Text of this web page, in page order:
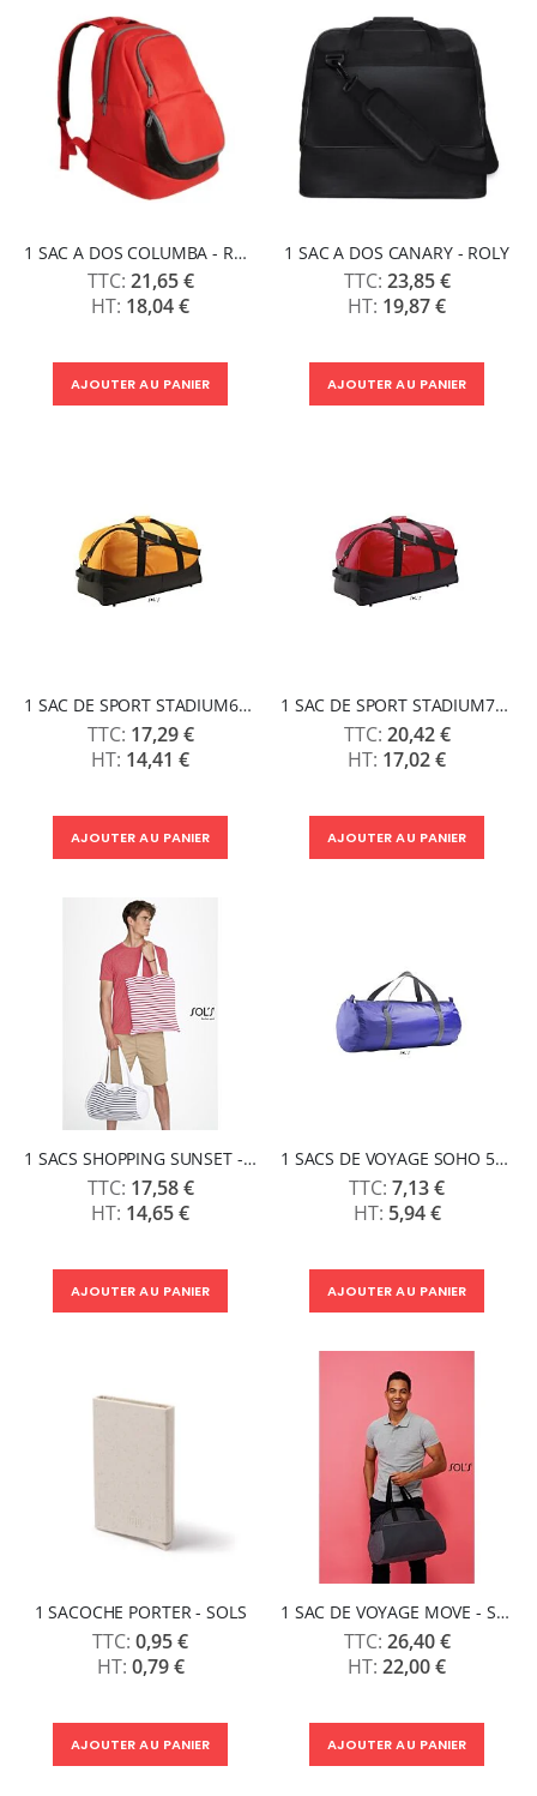
1 SAC A DOS COLUMBA - ROLY
21,65 €
18,04 €
AJOUTER AU PANIER
1 SAC A DOS CANARY - ROLY
23,85 €
19,87 €
AJOUTER AU PANIER
1 SAC DE SPORT STADIUM65 - SOLS
17,29 €
14,41 €
AJOUTER AU PANIER
1 SAC DE SPORT STADIUM72 - SOLS
20,42 €
17,02 €
AJOUTER AU PANIER
1 SACS SHOPPING SUNSET - SOLS
17,58 €
14,65 €
AJOUTER AU PANIER
1 SACS DE VOYAGE SOHO 52 - SOLS
7,13 €
5,94 €
AJOUTER AU PANIER
1 SACOCHE PORTER - SOLS
0,95 €
0,79 €
AJOUTER AU PANIER
1 SAC DE VOYAGE MOVE - SOLS
26,40 €
22,00 €
AJOUTER AU PANIER